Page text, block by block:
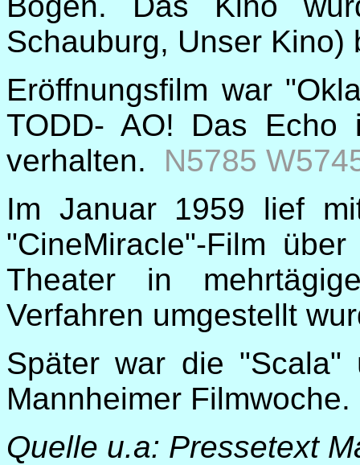
Schauburg, Unser Kino)
Eröffnungsfilm war
TODD- AO! Das Echo
verhalten. N5785
Im Januar 1959 lief
"CineMiracle"-Film
Theater in
Verfahren umgestellt
Später war die
Mannheimer Filmwoche.
Quelle u.a: Pressetext